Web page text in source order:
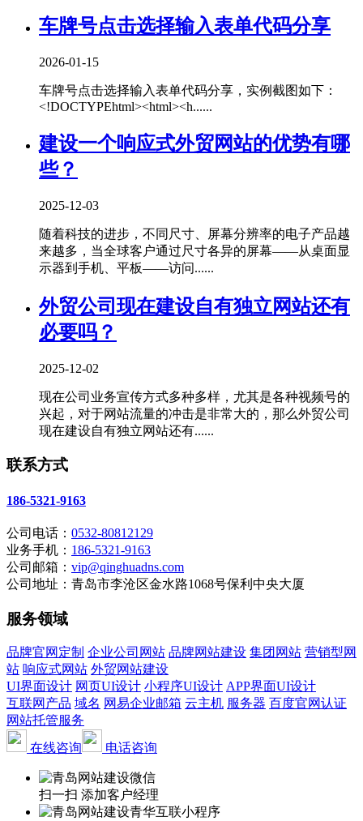
车牌号点击选择输入表单代码分享
2026-01-15
车牌号点击选择输入表单代码分享，实例截图如下：
<!DOCTYPEhtml><html><h......
建设一个响应式外贸网站的优势有哪
些？
2025-12-03
随着科技的进步，不同尺寸、屏幕分辨率的电子产品越
来越多，当全球客户通过尺寸各异的屏幕——从桌面显
示器到手机、平板——访问......
外贸公司现在建设自有独立网站还有
必要吗？
2025-12-02
现在公司业务宣传方式多种多样，尤其是各种视频号的
兴起，对于网站流量的冲击是非常大的，那么外贸公司
现在建设自有独立网站还有......
联系方式
186-5321-9163
公司电话： 0532-80812129
业务手机： 186-5321-9163
公司邮箱： vip@qinghuadns.com
公司地址：青岛市李沧区金水路1068号保利中央大厦
服务领域
品牌官网定制 企业公司网站 品牌网站建设 集团网站 营销型网
站 响应式网站 外贸网站建设
UI界面设计 网页UI设计 小程序UI设计 APP界面UI设计
互联网产品 域名 网易企业邮箱 云主机 服务器 百度官网认证
网站托管服务
在线咨询
电话咨询
扫一扫 添加客户经理